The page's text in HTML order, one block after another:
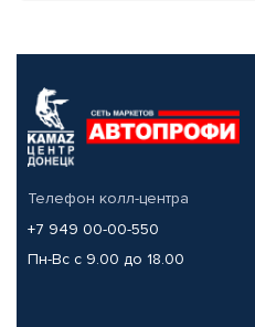
Телефон колл-центра
+7 949 00-00-550
Пн-Вс с 9.00 до 18.00